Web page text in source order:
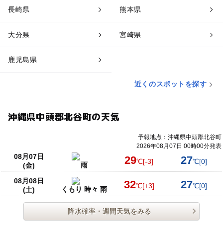
長崎県 熊本県
大分県 宮崎県
鹿児島県
近くのスポットを探す
沖縄県中頭郡北谷町の天気
予報地点：沖縄県中頭郡北谷町
2026年08月07日 00時00分発表
08月07日
(金)
雨 29℃[-3] 27℃[0]
08月08日
(土)
くもり 時々 雨 32℃[+3] 27℃[0]
降水確率・週間天気をみる